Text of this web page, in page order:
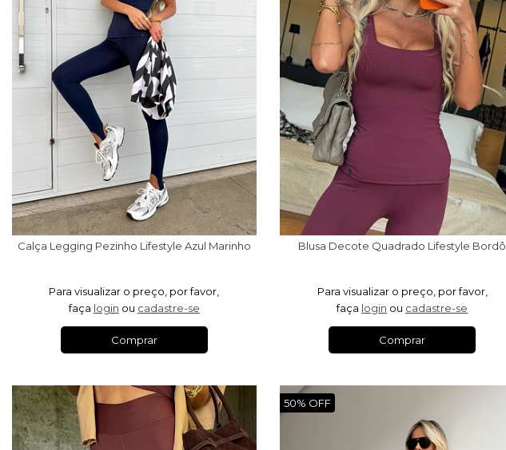
Calça Legging Pezinho Lifestyle Azul Marinho
Para visualizar o preço, por favor,
faça login ou cadastre-se
Comprar
Blusa Decote Quadrado Lifestyle Bordô
Para visualizar o preço, por favor,
faça login ou cadastre-se
Comprar
50% OFF